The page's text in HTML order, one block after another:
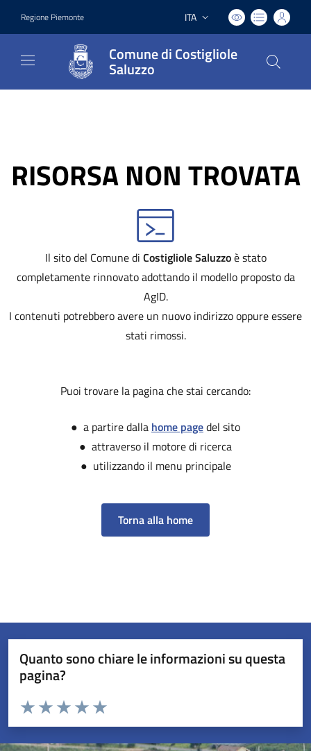
Regione Piemonte Lingua attiva:
ITA
Comune di Costigliole
Saluzzo
RISORSA NON TROVATA
Il sito del Comune di Costigliole Saluzzoè stato
completamente rinnovato adottando il modello proposto da
AgID.
I contenuti potrebbero avere un nuovo indirizzo oppure essere
stati rimossi.
Puoi trovare la pagina che stai cercando:
● a partire dalla home pagedel sito
● attraverso il motore di ricerca
● utilizzando il menu principale
Torna alla home
Quanto sono chiare le informazioni su questa
pagina?
Valuta da 1 a 5 stelle la pagina
Valuta 5 stelle su 5
Valuta 4 stelle su 5
Valuta 3 stelle su 5
Valuta 2 stelle su 5
Valuta 1 stelle su 5